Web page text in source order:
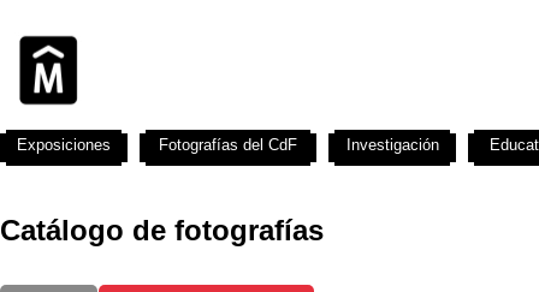
Catálogo de fotografías
Exposiciones Fotografías del CdF Investigación